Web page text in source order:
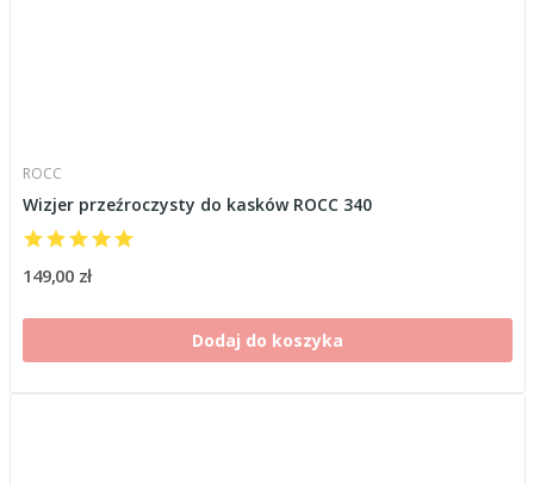
ROCC
Wizjer przeźroczysty do kasków ROCC 340
149,00 zł
Dodaj do koszyka